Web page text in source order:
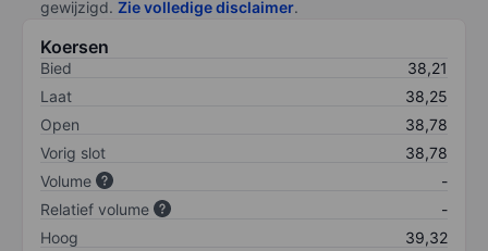
gewijzigd. Zie volledige disclaimer.
Koersen
Bied
38,21
Laat
38,25
Open
38,78
Vorig slot
38,78
Volume
-
Relatief volume
-
Hoog
39,32